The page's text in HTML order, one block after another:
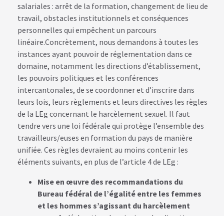
salariales : arrêt de la formation, changement de lieu de
travail, obstacles institutionnels et conséquences
personnelles qui empêchent un parcours
linéaire.Concrètement, nous demandons à toutes les
instances ayant pouvoir de réglementation dans ce
domaine, notamment les directions d’établissement,
les pouvoirs politiques et les conférences
intercantonales, de se coordonner et d’inscrire dans
leurs lois, leurs règlements et leurs directives les règles
de la LEg concernant le harcèlement sexuel. Il faut
tendre vers une loi fédérale qui protège l’ensemble des
travailleurs/euses en formation du pays de manière
unifiée. Ces règles devraient au moins contenir les
éléments suivants, en plus de l’article 4 de LEg :
Mise en œuvre des recommandations du
Bureau fédéral de l’égalité entre les femmes
et les hommes s’agissant du harcèlement